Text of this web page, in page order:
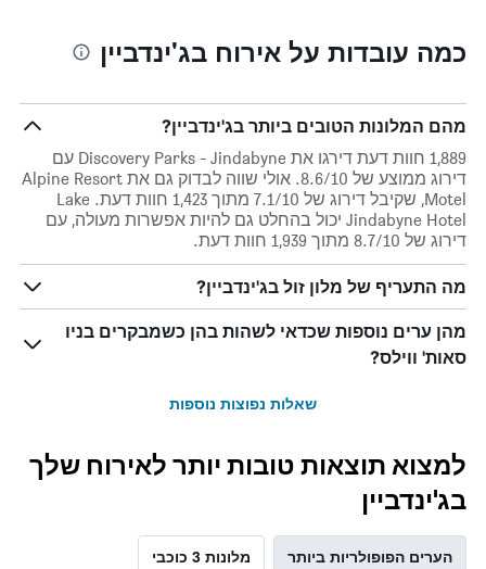
כמה עובדות על אירוח בג'ינדביין
מהם המלונות הטובים ביותר בג'ינדביין?
1,889 חוות דעת דירגו את Discovery Parks - Jindabyne עם
דירוג ממוצע של 8.6/10. אולי שווה לבדוק גם את Alpine Resort
Motel, שקיבל דירוג של 7.1/10 מתוך 1,423 חוות דעת. Lake
Jindabyne Hotel יכול בהחלט גם להיות אפשרות מעולה, עם
דירוג של 8.7/10 מתוך 1,939 חוות דעת.
מה התעריף של מלון זול בג'ינדביין?
מהן ערים נוספות שכדאי לשהות בהן כשמבקרים בניו
סאות' ווילס?
שאלות נפוצות נוספות
למצוא תוצאות טובות יותר לאירוח שלך
בג'ינדביין
הערים הפופולריות ביותר מלונות 3 כוכבי